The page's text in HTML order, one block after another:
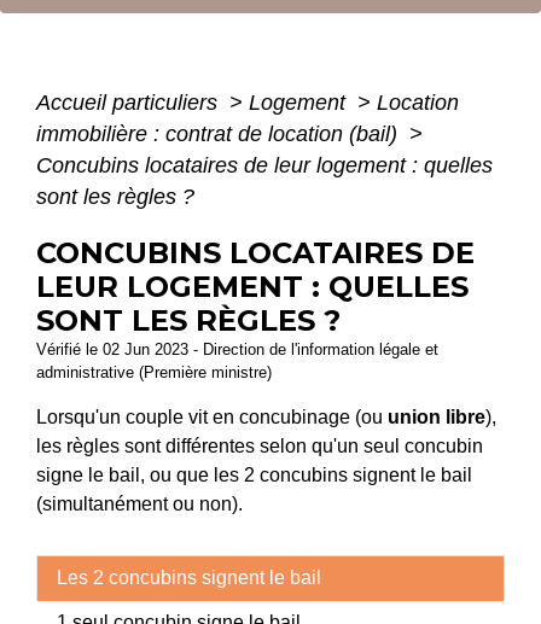
Accueil particuliers > Logement > Location
immobilière : contrat de location (bail) >
Concubins locataires de leur logement : quelles
sont les règles ?
CONCUBINS LOCATAIRES DE
LEUR LOGEMENT : QUELLES
SONT LES RÈGLES ?
Vérifié le 02 Jun 2023 - Direction de l'information légale et
administrative (Première ministre)
Lorsqu'un couple vit en concubinage (ou union libre),
les règles sont différentes selon qu'un seul concubin
signe le bail, ou que les 2 concubins signent le bail
(simultanément ou non).
Les 2 concubins signent le bail